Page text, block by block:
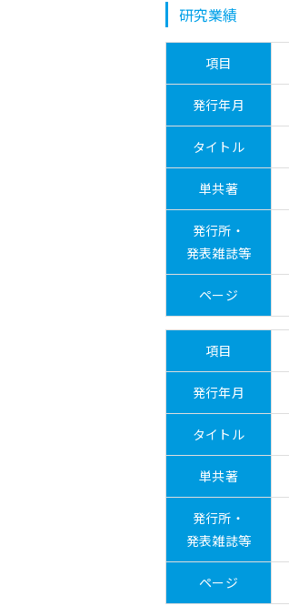
研究業績
項目
発行年月
タイトル
単共著
発行所・
発表雑誌等
ページ
項目
発行年月
タイトル
単共著
発行所・
発表雑誌等
ページ